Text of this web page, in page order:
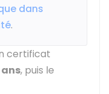
dans
.
certificat
, puis le